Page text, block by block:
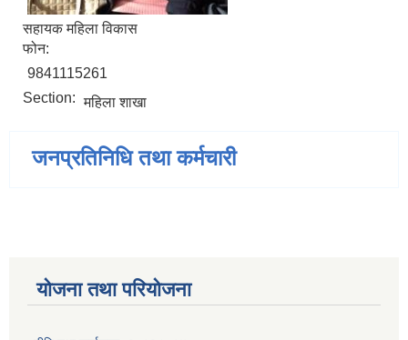
सहायक महिला विकास
फोन:
9841115261
Section: महिला शाखा
जनप्रतिनिधि तथा कर्मचारी
योजना तथा परियोजना